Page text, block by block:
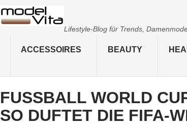
Lifestyle-Blog für Trends,
ACCESSOIRES BEAUTY
FUSSBALL WORLD
SO DUFTET DIE FIFA-